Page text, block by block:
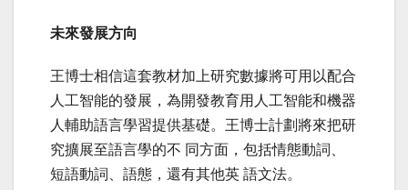
未來發展方向
王博士相信這套教材加上研究數據將可用以配合
人工智能的發展，為開發教育用人工智能和機器
人輔助語言學習提供基礎。王博士計劃將來把研
究擴展至語言學的不 同方面，包括情態動詞、
短語動詞、語態，還有其他英 語文法。